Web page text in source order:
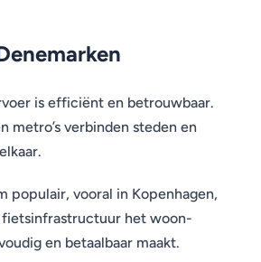
is efficiënt en betrouwbaar.
metro’s verbinden steden en
populair, vooral in Kopenhagen,
het woon-
en betaalbaar maakt.